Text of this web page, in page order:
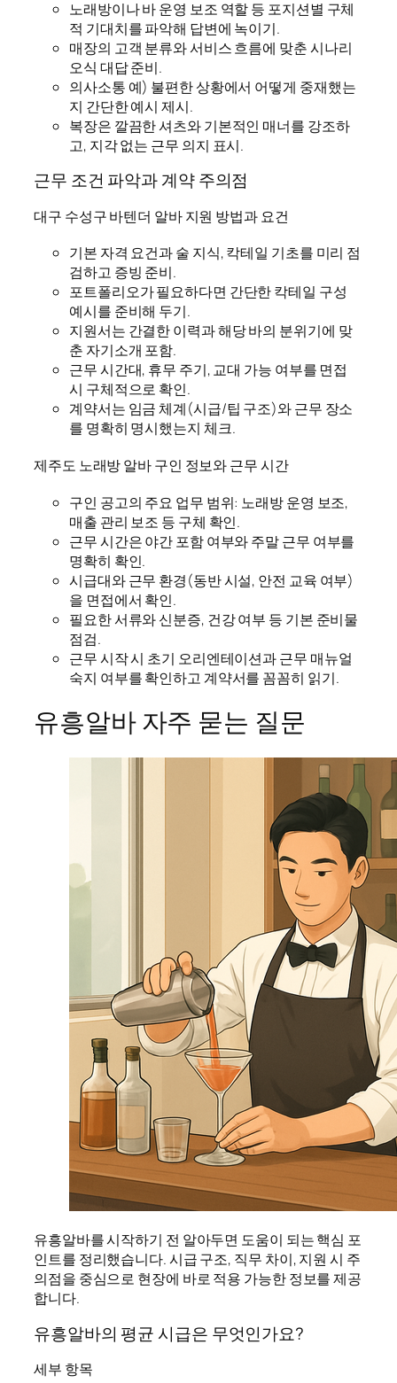
노래방이나 바 운영 보조 역할 등 포지션별 구체
적 기대치를 파악해 답변에 녹이기.
매장의 고객 분류와 서비스 흐름에 맞춘 시나리
오식 대답 준비.
의사소통 예) 불편한 상황에서 어떻게 중재했는
지 간단한 예시 제시.
복장은 깔끔한 셔츠와 기본적인 매너를 강조하
고, 지각 없는 근무 의지 표시.
근무 조건 파악과 계약 주의점
대구 수성구 바텐더 알바 지원 방법과 요건
기본 자격 요건과 술 지식, 칵테일 기초를 미리 점
검하고 증빙 준비.
포트폴리오가 필요하다면 간단한 칵테일 구성
예시를 준비해 두기.
지원서는 간결한 이력과 해당 바의 분위기에 맞
춘 자기소개 포함.
근무 시간대, 휴무 주기, 교대 가능 여부를 면접
시 구체적으로 확인.
계약서는 임금 체계(시급/팁 구조)와 근무 장소
를 명확히 명시했는지 체크.
제주도 노래방 알바 구인 정보와 근무 시간
구인 공고의 주요 업무 범위: 노래방 운영 보조,
매출 관리 보조 등 구체 확인.
근무 시간은 야간 포함 여부와 주말 근무 여부를
명확히 확인.
시급대와 근무 환경(동반 시설, 안전 교육 여부)
을 면접에서 확인.
필요한 서류와 신분증, 건강 여부 등 기본 준비물
점검.
근무 시작 시 초기 오리엔테이션과 근무 매뉴얼
숙지 여부를 확인하고 계약서를 꼼꼼히 읽기.
유흥알바 자주 묻는 질문
유흥알바를 시작하기 전 알아두면 도움이 되는 핵심 포
인트를 정리했습니다. 시급 구조, 직무 차이, 지원 시 주
의점을 중심으로 현장에 바로 적용 가능한 정보를 제공
합니다.
유흥알바의 평균 시급은 무엇인가요?
세부 항목